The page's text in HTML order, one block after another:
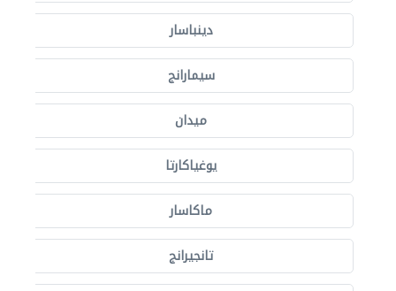
دينباسار
سيمارانج
ميدان
يوغياكارتا
ماكاسار
تانجيرانج